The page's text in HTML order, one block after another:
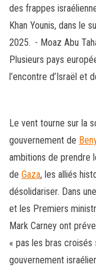
des frappes
Khan Younis, dans le
2025. - Moaz Abu
Plusieurs pays
l’encontre d’Israël et
Le vent tourne sur la
gouvernement de
ambitions de prendre
de Gaza, les alliés
désolidariser. Dans
et les Premiers
Mark Carney ont
« pas les bras croisés
gouvernement